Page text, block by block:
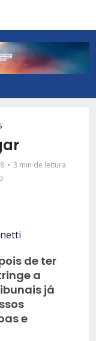
3 min de leitura
de ter
a
já
e